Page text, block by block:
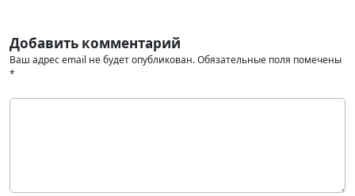
Добавить комментарий
Ваш адрес email не будет опубликован.Обязательные поля помечены
*